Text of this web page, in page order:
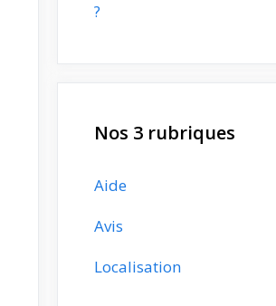
?
Nos 3 rubriques
Aide
Avis
Localisation